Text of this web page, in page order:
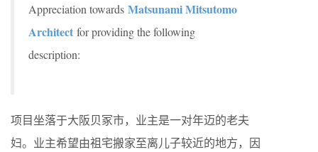
Appreciation towards Matsunami Mitsutomo
Architect for providing the following
description:
项目坐落于大阪贝冢市，业主是一对年迈的老夫
妇。业主希望由祖宅搬家至离儿子较近的地方，因